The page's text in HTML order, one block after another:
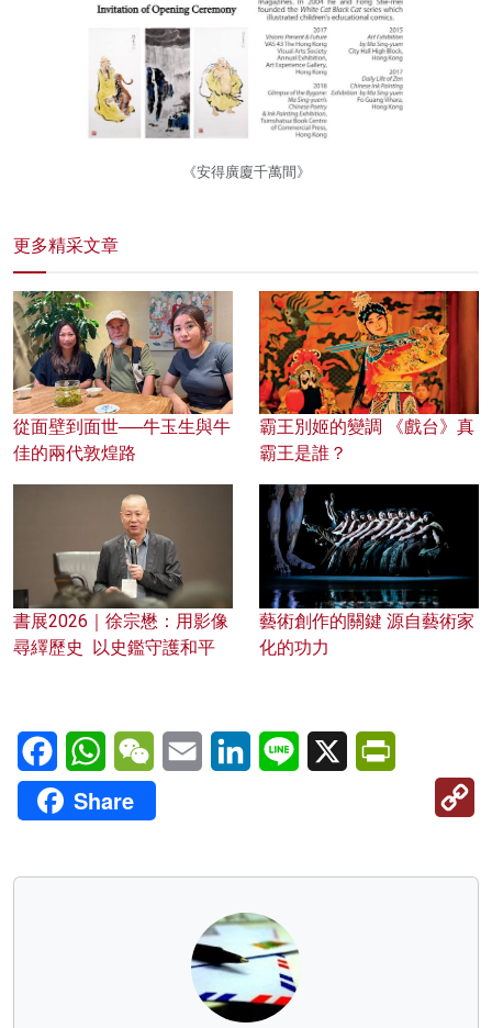
《安得廣廈千萬間》
更多精采文章
從面壁到面世──牛玉生與牛
佳的兩代敦煌路
霸王別姬的變調 《戲台》真
霸王是誰？
書展2026｜徐宗懋：用影像
尋繹歷史 以史鑑守護和平
藝術創作的關鍵 源自藝術家
化的功力
FacebookWhatsAppWeChatEmail LinkedInLine X
Share